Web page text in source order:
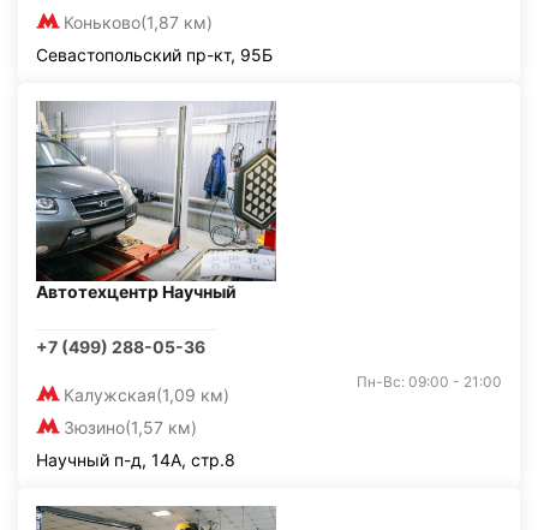
Коньково(1,87 км)
Севастопольский пр-кт, 95Б
Автотехцентр Научный
+7 (499) 288-05-36
Калужская(1,09 км)
Зюзино(1,57 км)
Пн-Вс: 09:00 - 21:00
Научный п-д, 14А, стр.8